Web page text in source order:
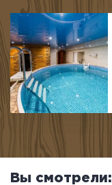
Вы смотрели: